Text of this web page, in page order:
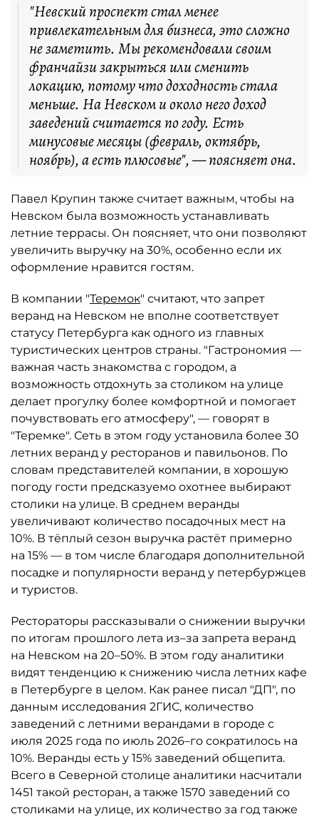
"Невский проспект стал менее
привлекательным для бизнеса, это сложно
не заметить. Мы рекомендовали своим
франчайзи закрыться или сменить
локацию, потому что доходность стала
меньше. На Невском и около него доход
заведений считается по году. Есть
минусовые месяцы (февраль, октябрь,
ноябрь), а есть плюсовые", — поясняет она.
Павел Крупин также считает важным, чтобы на
Невском была возможность устанавливать
летние террасы. Он поясняет, что они позволяют
увеличить выручку на 30%, особенно если их
оформление нравится гостям.
В компании "Теремок" считают, что запрет
веранд на Невском не вполне соответствует
статусу Петербурга как одного из главных
туристических центров страны. "Гастрономия —
важная часть знакомства с городом, а
возможность отдохнуть за столиком на улице
делает прогулку более комфортной и помогает
почувствовать его атмосферу", — говорят в
"Теремке". Сеть в этом году установила более 30
летних веранд у ресторанов и павильонов. По
словам представителей компании, в хорошую
погоду гости предсказуемо охотнее выбирают
столики на улице. В среднем веранды
увеличивают количество посадочных мест на
10%. В тёплый сезон выручка растёт примерно
на 15% — в том числе благодаря дополнительной
посадке и популярности веранд у петербуржцев
и туристов.
Рестораторы рассказывали о снижении выручки
по итогам прошлого лета из–за запрета веранд
на Невском на 20–50%. В этом году аналитики
видят тенденцию к снижению числа летних кафе
в Петербурге в целом. Как ранее писал "ДП", по
данным исследования 2ГИС, количество
заведений с летними верандами в городе с
июля 2025 года по июль 2026–го сократилось на
10%. Веранды есть у 15% заведений общепита.
Всего в Северной столице аналитики насчитали
1451 такой ресторан, а также 1570 заведений со
столиками на улице, их количество за год также